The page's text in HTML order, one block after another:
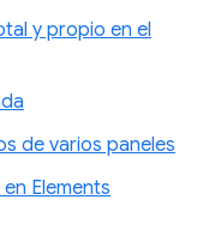
y propio en el
de varios paneles
Elements